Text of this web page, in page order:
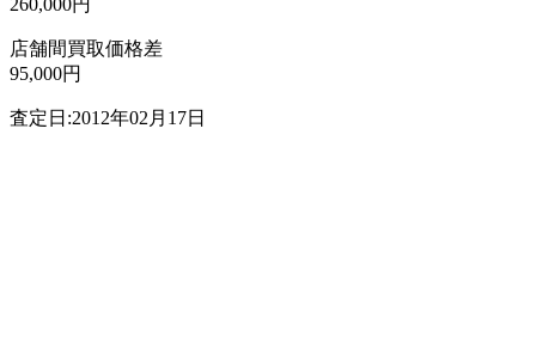
店舗間買取価格差
95,000円
査定日:2012年02月17日